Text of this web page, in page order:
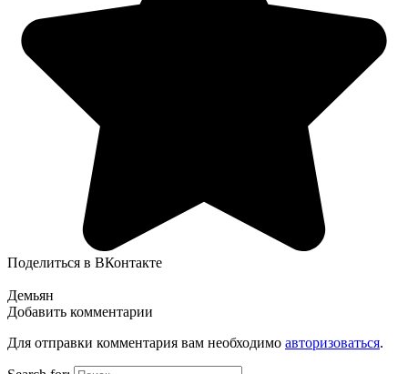
Поделиться в ВКонтакте
Демьян
Добавить комментарии
Для отправки комментария вам необходимо авторизоваться.